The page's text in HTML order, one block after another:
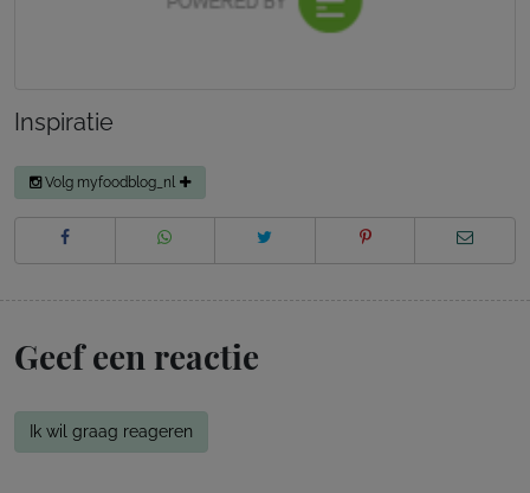
Inspiratie
Volg myfoodblog_nl
Geef een reactie
Ik wil graag reageren